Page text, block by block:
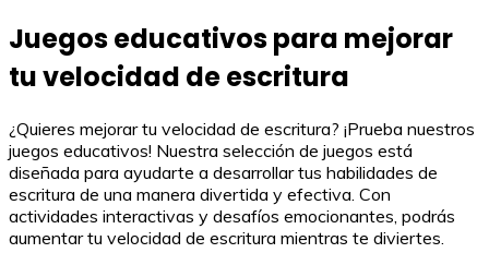
Juegos educativos para mejorar
tu velocidad de escritura
¿Quieres mejorar tu velocidad de escritura? ¡Prueba nuestros
juegos educativos! Nuestra selección de juegos está
diseñada para ayudarte a desarrollar tus habilidades de
escritura de una manera divertida y efectiva. Con
actividades interactivas y desafíos emocionantes, podrás
aumentar tu velocidad de escritura mientras te diviertes.